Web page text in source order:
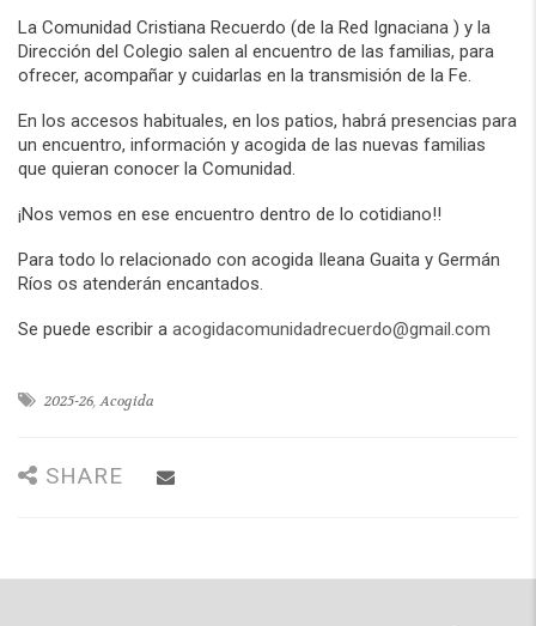
La Comunidad Cristiana Recuerdo (de la Red Ignaciana ) y la
Dirección del Colegio salen al encuentro de las familias, para
ofrecer, acompañar y cuidarlas en la transmisión de la Fe.
En los accesos habituales, en los patios, habrá presencias para
un encuentro, información y acogida de las nuevas familias
que quieran conocer la Comunidad.
¡Nos vemos en ese encuentro dentro de lo cotidiano!!
Para todo lo relacionado con acogida Ileana Guaita y Germán
Ríos os atenderán encantados.
Se puede escribir a acogidacomunidadrecuerdo@gmail.com
2025-26,Acogida
SHARE